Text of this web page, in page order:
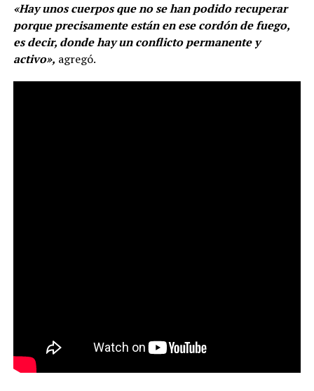
«Hay unos cuerpos que no se han podido recuperar
porque precisamente están en ese cordón de fuego,
es decir, donde hay un conflicto permanente y
activo», agregó.